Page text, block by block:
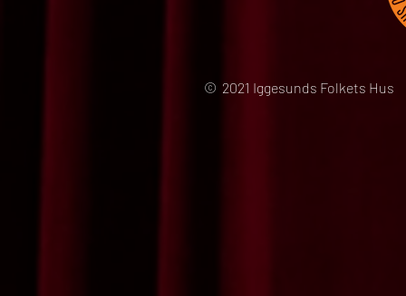
© 2021 Iggesunds Folkets